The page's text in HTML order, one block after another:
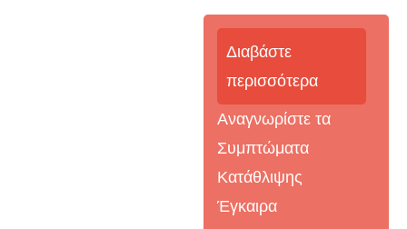
Διαβάστε
περισσότερα
Αναγνωρίστε τα
Συμπτώματα
Κατάθλιψης
Έγκαιρα